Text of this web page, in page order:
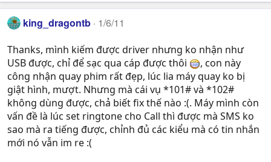
king_dragontb 1/6/11
Thanks, mình kiếm được driver nhưng ko nhận như
USB được, chỉ để sạc qua cáp được thôi
, con này
công nhận quay phim rất đẹp, lúc lia máy quay ko bị
giật hình, mượt. Nhưng mà cái vụ *101# và *102#
không dùng được, chả biết fix thế nào :(. Máy mình còn
vấn đề là lúc set ringtone cho Call thì được mà SMS ko
sao mà ra tiếng được, chỉnh đủ các kiểu mà có tin nhắn
mới nó vẫn im re :(